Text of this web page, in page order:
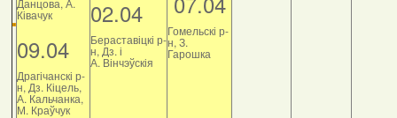
Данцова, А.
Ківачук
09.04
Драгічанскі р-
н, Дз. Кіцель,
А. Кальчанка,
М. Краўчук
02.04
Бераставіцкі р-
н, Дз. і
А. Вінчэўскія
Гомельскі р-
н, З.
Гарошка